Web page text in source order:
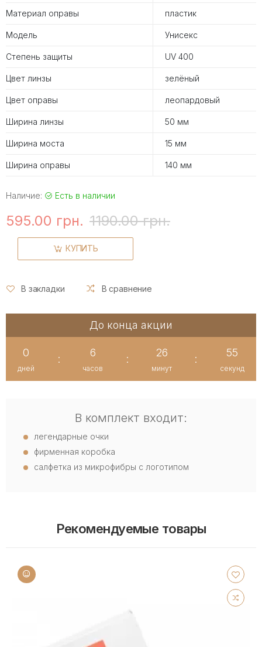
Материал оправы пластик
Модель Унисекс
Степень защиты UV 400
Цвет линзы зелёный
Цвет оправы леопардовый
Ширина линзы 50 мм
Ширина моста 15 мм
Ширина оправы 140 мм
Наличие: Есть в наличии
595.00 грн. 1190.00 грн.
КУПИТЬ
В закладки В сравнение
До конца акции
0
дней
:
6
часов
:
26
минут
:
55
секунд
В комплект входит:
легендарные очки
фирменная коробка
салфетка из микрофибры с логотипом
Рекомендуемые товары